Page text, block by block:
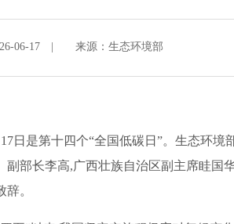
06-17 来源：生态环境部
日是第十四个“全国低碳日”。生态环
副部长李高,广西壮族自治区副主席眭国
辞。